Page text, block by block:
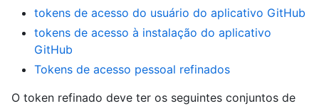
tokens de acesso do usuário do aplicativo GitHub
tokens de acesso à instalação do aplicativo
GitHub
Tokens de acesso pessoal refinados
O token refinado deve ter os seguintes conjuntos de